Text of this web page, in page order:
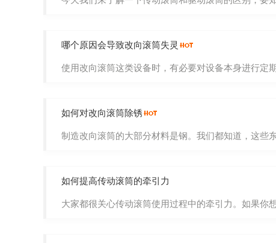
哪个原因会导致改向滚筒失灵
使用改向滚筒这类设备时，有必要对设备本身进行定
如何对改向滚筒除锈
制造改向滚筒的大部分材料是钢。我们都知道，这些
如何提高传动滚筒的牵引力
大家都很关心传动滚筒使用过程中的牵引力。如果你